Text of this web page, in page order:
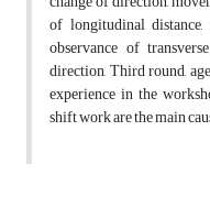
of longitudinal
observance of
direction, Third round,
experience in the
shift work are the main